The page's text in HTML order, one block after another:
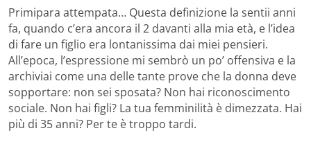
Primipara attempata… Questa definizione la sentii anni
fa, quando c’era ancora il 2 davanti alla mia età, e l’idea
di fare un figlio era lontanissima dai miei pensieri.
All’epoca, l’espressione mi sembrò un po’ offensiva e la
archiviai come una delle tante prove che la donna deve
sopportare: non sei sposata? Non hai riconoscimento
sociale. Non hai figli? La tua femminilità è dimezzata. Hai
più di 35 anni? Per te è troppo tardi.